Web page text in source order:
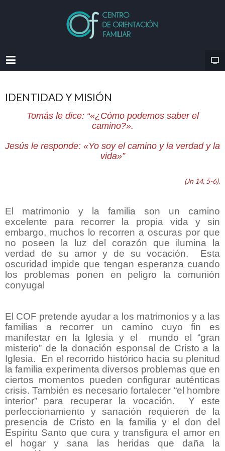
IDENTIDAD Y MISIÓN
Tomás le dice: “«¿Cómo podemos saber el
camino?».
Jesús le responde: «Yo soy el camino y la verdad y la
vida»”
(Jn 14, 5-6).
El matrimonio y la familia son un camino
excelente para recorrer la propia vida y sin
embargo, muchos lo recorren a oscuras por que
no poseen la luz del corazón que ilumina la
verdad de su amor y de su vocación. Esta
oscuridad impide que tengan esperanza cuando
los problemas ponen en peligro la comunión
conyugal
El COF pretende ayudar a los matrimonios y a las
familias a recorrer un camino cuyo fin es
manifestar en la Iglesia y el mundo el “gran
misterio” de la donación esponsal de Cristo a la
Iglesia. En el recorrido histórico hacia su plenitud
la familia experimenta diversos problemas que en
ciertos momentos pueden configurar auténticas
crisis. También es necesario fortalecer “el hombre
interior” para recuperar la vocación. Y este
perfeccionamiento y sanación requieren de la
presencia de Cristo en la familia y el don del
Espíritu Santo que cura y transfigura el amor en
el hogar y sana las heridas que daña la